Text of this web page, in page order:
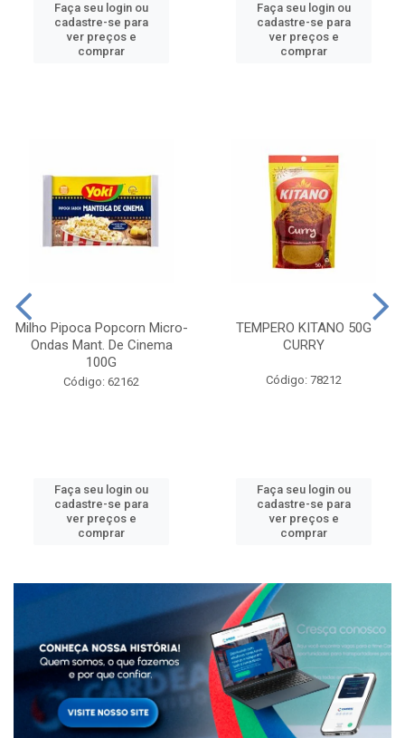
Faça seu login ou
cadastre-se para
ver preços e
comprar
Faça seu login ou
cadastre-se para
ver preços e
comprar
Milho Pipoca Popcorn Micro-
Ondas Mant. De Cinema
100G
Código: 62162
Faça seu login ou
cadastre-se para
ver preços e
comprar
TEMPERO KITANO 50G
CURRY
Código: 78212
Faça seu login ou
cadastre-se para
ver preços e
comprar